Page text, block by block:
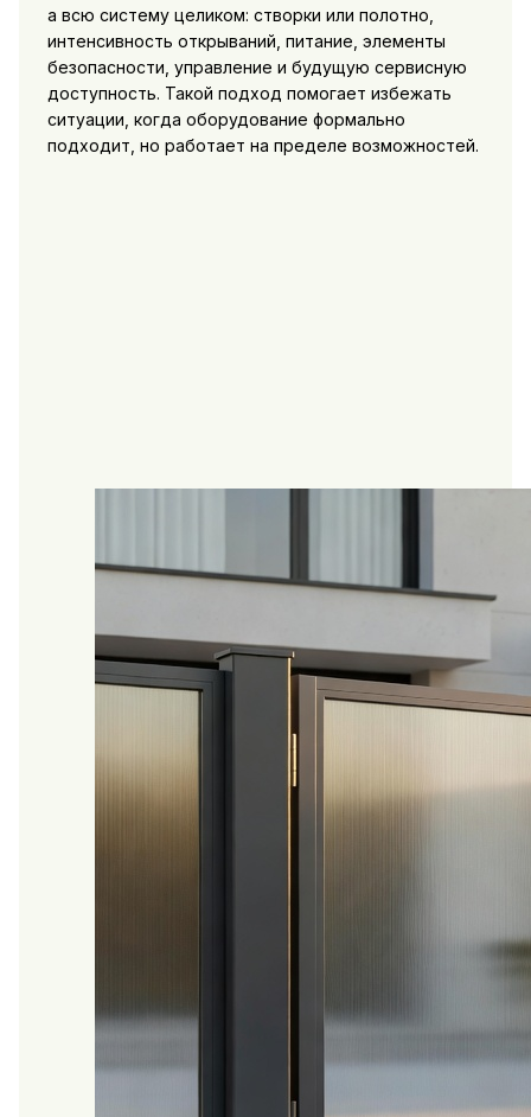
а всю систему целиком: створки или полотно,
интенсивность открываний, питание, элементы
безопасности, управление и будущую сервисную
доступность. Такой подход помогает избежать
ситуации, когда оборудование формально
подходит, но работает на пределе возможностей.